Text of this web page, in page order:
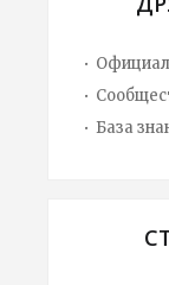
База